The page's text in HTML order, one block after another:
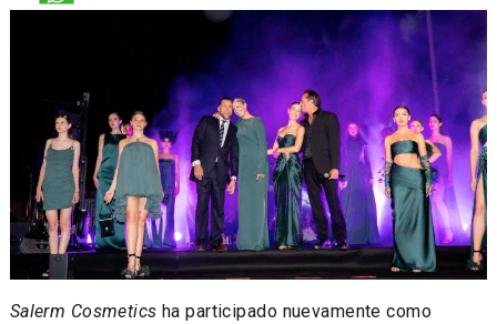
Salerm Cosmetics ha participado nuevamente como